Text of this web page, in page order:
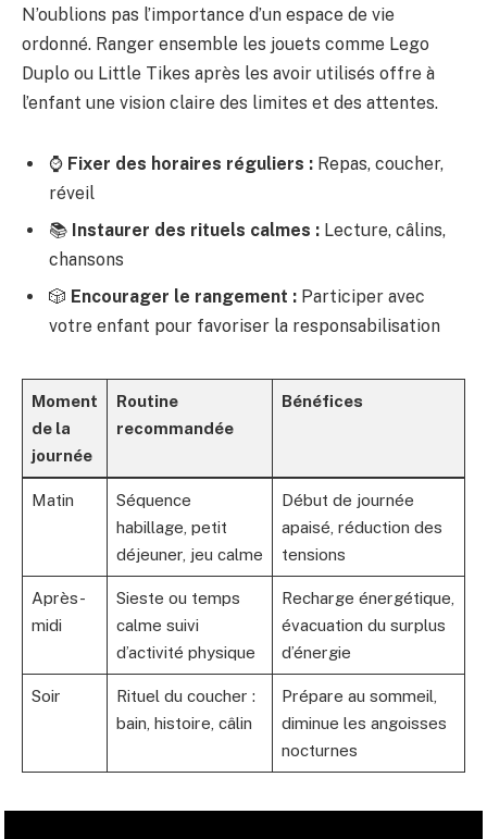
N’oublions pas l’importance d’un espace de vie
ordonné. Ranger ensemble les jouets comme Lego
Duplo ou Little Tikes après les avoir utilisés offre à
l’enfant une vision claire des limites et des attentes.
⌚ Fixer des horaires réguliers : Repas, coucher,
réveil
📚 Instaurer des rituels calmes : Lecture, câlins,
chansons
🎲 Encourager le rangement : Participer avec
votre enfant pour favoriser la responsabilisation
Moment
de la
journée
Routine
recommandée
Bénéfices
Matin
Séquence
habillage, petit
déjeuner, jeu calme
Début de journée
apaisé, réduction des
tensions
Après-
midi
Sieste ou temps
calme suivi
d’activité physique
Recharge énergétique,
évacuation du surplus
d’énergie
Soir
Rituel du coucher :
bain, histoire, câlin
Prépare au sommeil,
diminue les angoisses
nocturnes